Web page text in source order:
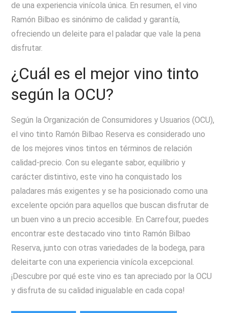
de una experiencia vinícola única. En resumen, el vino
Ramón Bilbao es sinónimo de calidad y garantía,
ofreciendo un deleite para el paladar que vale la pena
disfrutar.
¿Cuál es el mejor vino tinto
según la OCU?
Según la Organización de Consumidores y Usuarios (OCU),
el vino tinto Ramón Bilbao Reserva es considerado uno
de los mejores vinos tintos en términos de relación
calidad-precio. Con su elegante sabor, equilibrio y
carácter distintivo, este vino ha conquistado los
paladares más exigentes y se ha posicionado como una
excelente opción para aquellos que buscan disfrutar de
un buen vino a un precio accesible. En Carrefour, puedes
encontrar este destacado vino tinto Ramón Bilbao
Reserva, junto con otras variedades de la bodega, para
deleitarte con una experiencia vinícola excepcional.
¡Descubre por qué este vino es tan apreciado por la OCU
y disfruta de su calidad inigualable en cada copa!